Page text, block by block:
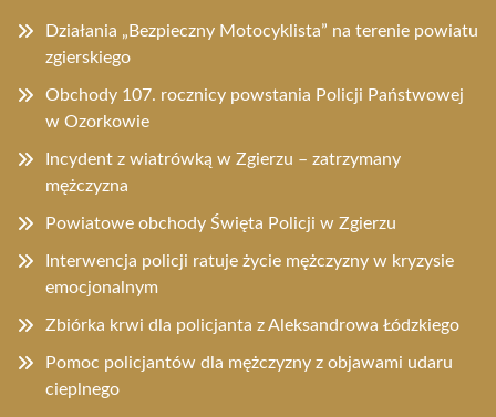
Działania „Bezpieczny Motocyklista” na terenie powiatu
zgierskiego
Obchody 107. rocznicy powstania Policji Państwowej
w Ozorkowie
Incydent z wiatrówką w Zgierzu – zatrzymany
mężczyzna
Powiatowe obchody Święta Policji w Zgierzu
Interwencja policji ratuje życie mężczyzny w kryzysie
emocjonalnym
Zbiórka krwi dla policjanta z Aleksandrowa Łódzkiego
Pomoc policjantów dla mężczyzny z objawami udaru
cieplnego